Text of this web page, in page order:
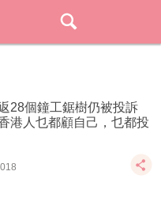
28個鐘工鋸樹仍被投訴
港人乜都顧自己，乜都投